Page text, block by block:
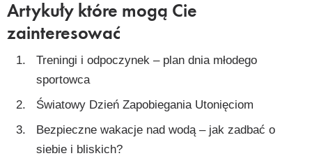
Artykuły które mogą Cie
zainteresować
Treningi i odpoczynek – plan dnia młodego
sportowca
Światowy Dzień Zapobiegania Utonięciom
Bezpieczne wakacje nad wodą – jak zadbać o
siebie i bliskich?